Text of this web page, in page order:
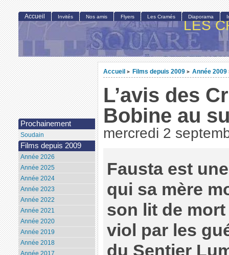
LES
Accueil > Films depuis 2009 > Année 2009
L’avis des
Bobine au
mercredi 2
Fausta est
qui sa mère
son lit de
viol par les
du Sentier
Accueil Invités Nos amis Flyers Les Cramés Diaporama
Prochainement
Soudain
Films depuis 2009
Année 2026
Année 2025
Année 2024
Année 2023
Année 2022
Année 2021
Année 2020
Année 2019
Année 2018